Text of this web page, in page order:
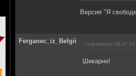
Версия "Я
Ferganec_iz_Belgii отправлено 28.07.15
Шикарно!